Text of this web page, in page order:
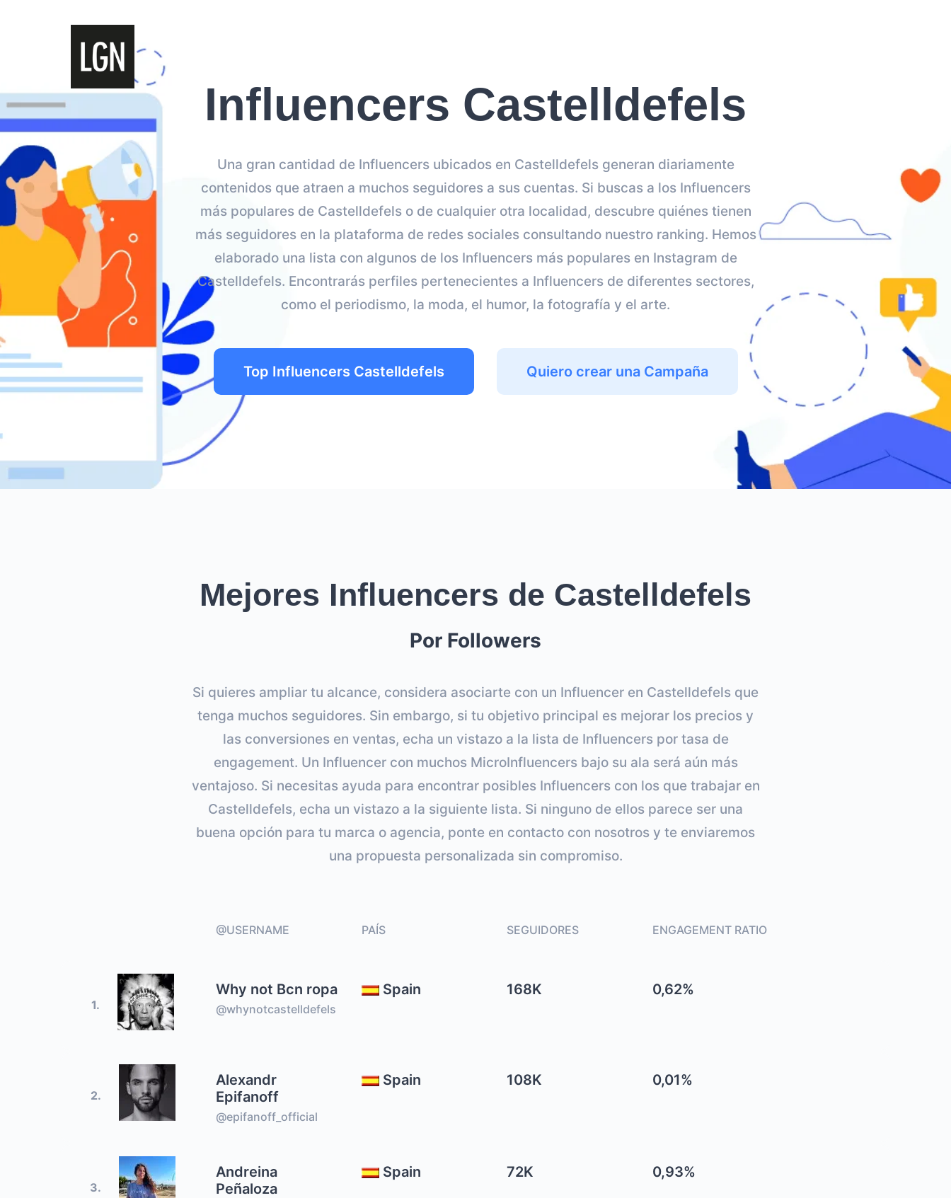
Influencers Castelldefels
Una gran cantidad de Influencers ubicados en Castelldefels generan diariamente
contenidos que atraen a muchos seguidores a sus cuentas. Si buscas a los Influencers
más populares de Castelldefels o de cualquier otra localidad, descubre quiénes tienen
más seguidores en la plataforma de redes sociales consultando nuestro ranking. Hemos
elaborado una lista con algunos de los Influencers más populares en Instagram de
Castelldefels. Encontrarás perfiles pertenecientes a Influencers de diferentes sectores,
como el periodismo, la moda, el humor, la fotografía y el arte.
Top Influencers Castelldefels Quiero crear una Campaña
Mejores Influencers de Castelldefels
Por Followers
Si quieres ampliar tu alcance, considera asociarte con un Influencer en Castelldefels que
tenga muchos seguidores. Sin embargo, si tu objetivo principal es mejorar los precios y
las conversiones en ventas, echa un vistazo a la lista de Influencers por tasa de
engagement. Un Influencer con muchos MicroInfluencers bajo su ala será aún más
ventajoso. Si necesitas ayuda para encontrar posibles Influencers con los que trabajar en
Castelldefels, echa un vistazo a la siguiente lista. Si ninguno de ellos parece ser una
buena opción para tu marca o agencia, ponte en contacto con nosotros y te enviaremos
una propuesta personalizada sin compromiso.
@USERNAME PAÍS SEGUIDORES ENGAGEMENT RATIO
1.
Why not Bcn ropa
@whynotcastelldefels
Spain 168K 0,62%
2.
Alexandr
Epifanoff
@epifanoff_official
Spain 108K 0,01%
3.
Andreina
Peñaloza
Spain 72K 0,93%